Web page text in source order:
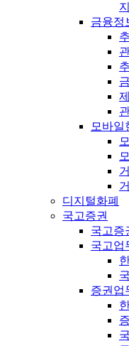
금융정
모바일
디지털화폐
국고증권
국고증
국고업
증권업